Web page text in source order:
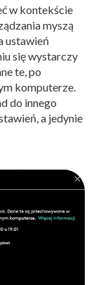
w kontekście
myszą
ustawień
się wystarczy
te, po
komputerze.
do innego
a jedynie